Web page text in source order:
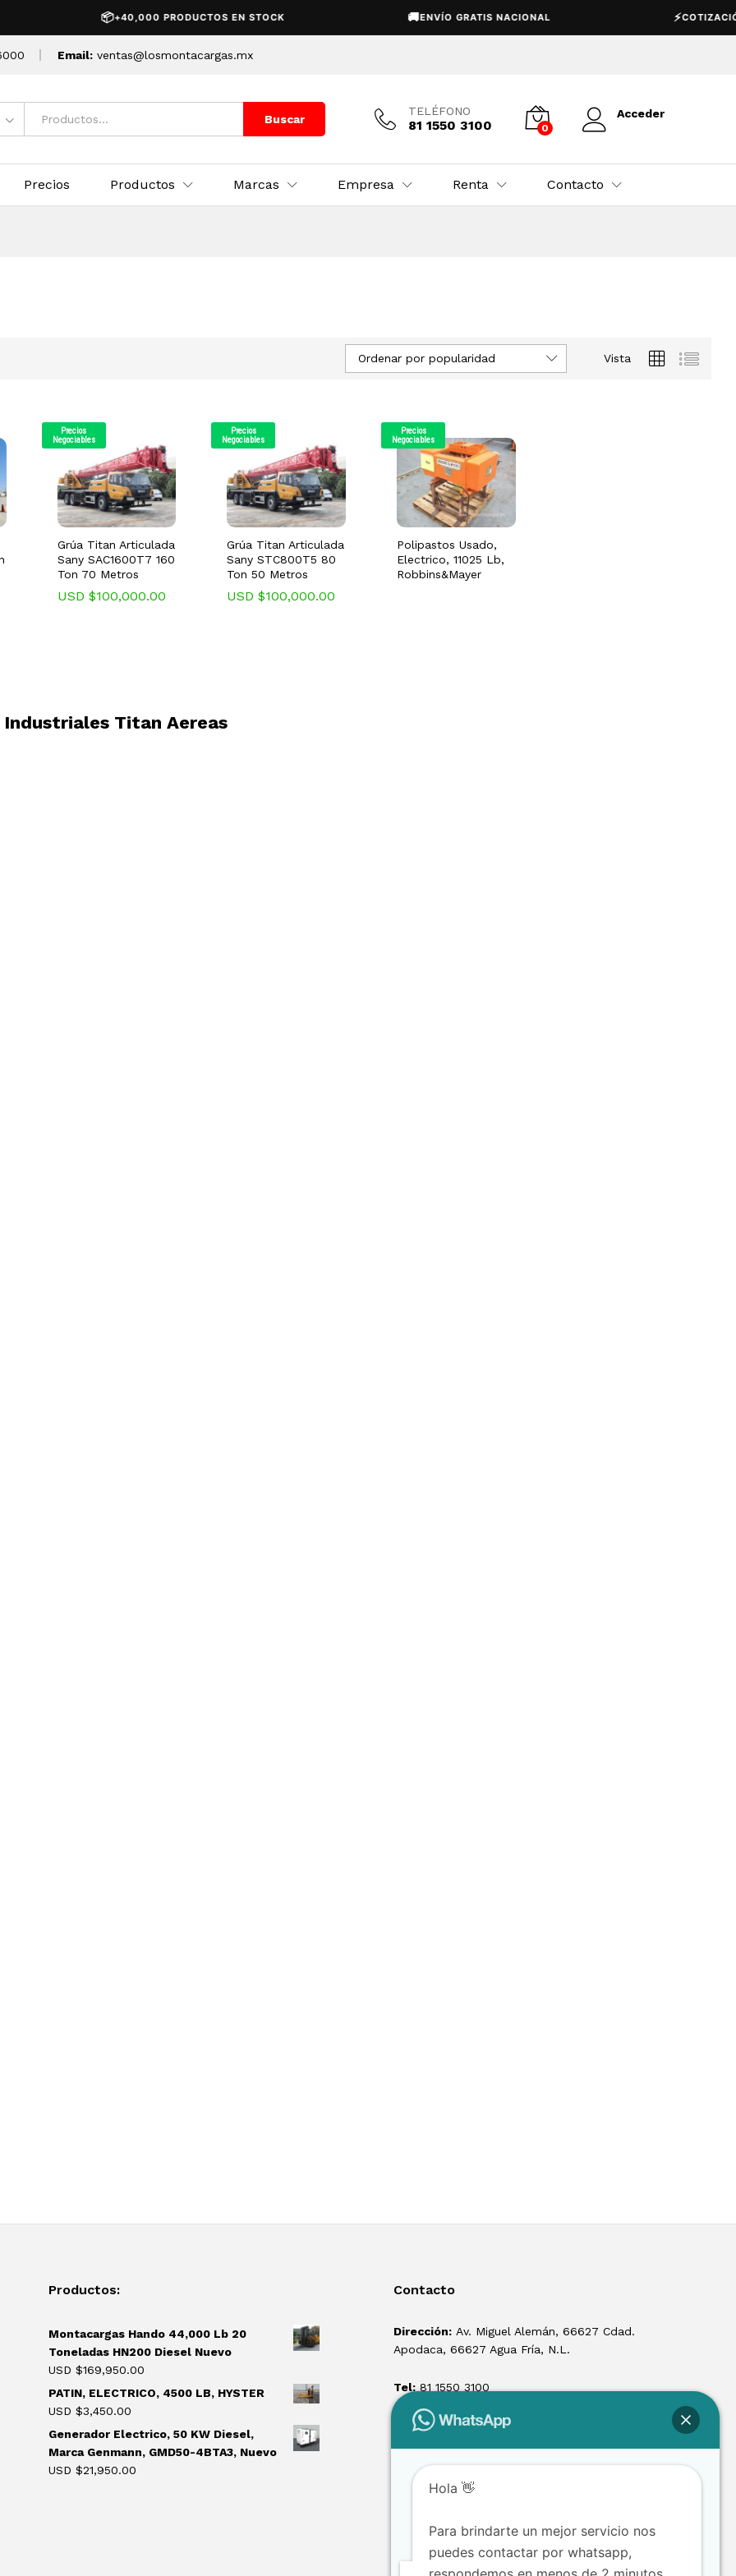
+40,000 PRODUCTOS EN STOCK ENVÍO GRATIS NACIONAL COTIZACIÓN
Email: ventas@losmontacargas.mx
Buscar
TELÉFONO
81 1550 3100 0
Acceder
Precios Productos Marcas Empresa Renta Contacto
Vista
Ordenar por popularidad
Precios
Negociables
Grúa Titan Articulada
Sany SAC1600T7 160
Ton 70 Metros
USD $100,000.00
USD $100,000.00
Precios
Negociables
Grúa Titan Articulada
Sany STC800T5 80
Ton 50 Metros
USD $100,000.00
USD $100,000.00
Precios
Negociables
Polipastos Usado,
Electrico, 11025 Lb,
Robbins&Mayer
Industriales Titan Aereas
Productos:
Montacargas Hando 44,000 Lb 20
Toneladas HN200 Diesel Nuevo
USD $169,950.00
PATIN, ELECTRICO, 4500 LB, HYSTER
USD $3,450.00
Generador Electrico, 50 KW Diesel,
Marca Genmann, GMD50-4BTA3, Nuevo
USD $21,950.00
Contacto
Dirección: Av. Miguel Alemán, 66627 Cdad.
Apodaca, 66627 Agua Fría, N.L.
Tel: 81 1550 3100
ventas@losmontacargas.mx
Hola 👋
Para brindarte un mejor servicio nos
puedes contactar por whatsapp,